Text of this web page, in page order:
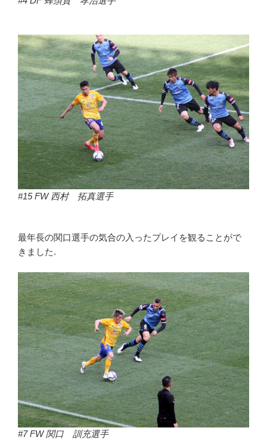
#15 FW 西村 拓真選手
最年長の関口選手の気合の入ったプレイを観ることがで
きました.
#7 FW 関口 訓充選手